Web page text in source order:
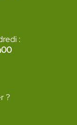
:
?